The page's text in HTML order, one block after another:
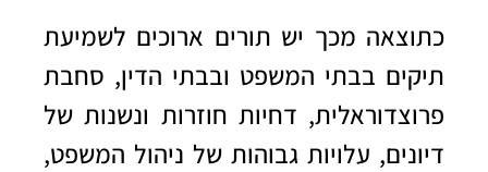
כתוצאה מכך יש תורים ארוכים לשמיעת
תיקים בבתי המשפט ובבתי הדין, סחבת
פרוצדוראלית, דחיות חוזרות ונשנות של
דיונים, עלויות גבוהות של ניהול המשפט,